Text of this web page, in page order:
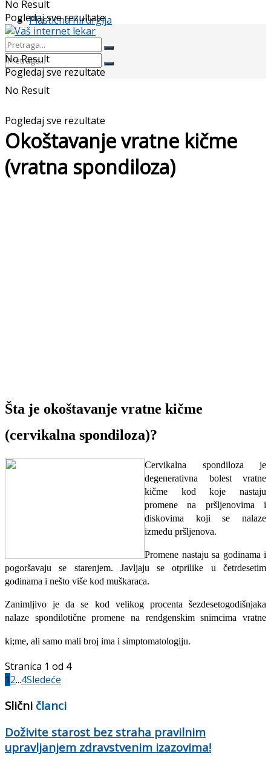
Plastična hirurgija
No Result
Pogledaj sve rezultate
No Result
Pogledaj sve rezultate
No Result
Pogledaj sve rezultate
Okoštavanje vratne kičme
(vratna spondiloza)
Šta je okoštavanje vratne kičme
(cervikalna spondiloza)?
Cervikalna spondiloza je
degenerativna bolest vratne
kičme kod koje nastaju
promene na pršljenovima i
diskovima koji se nalaze
između pršljenova.
Promene nastaju sa godinama i
pogoršavaju se starenjem. Javljaju se otprilike u četrdesetim
godinama i nešto više kod muškaraca.
Zanimljivo je da se kod velikog procenta šezdesetogodišnjaka
nalaze spondilotične promene na rendgenskim snimcima vratne
ki;me, ali samo mali broj ima i simptomatologiju.
Stranica 1 od 4
12...4Sledeće
Slični članci
Doživite starost bez straha pravilnim
upravljanjem zdravstvenim izazovima!